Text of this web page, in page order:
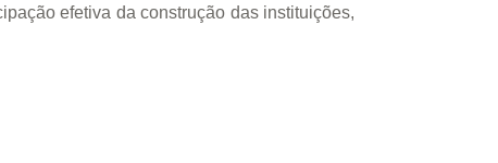
efetiva da construção das instituições,